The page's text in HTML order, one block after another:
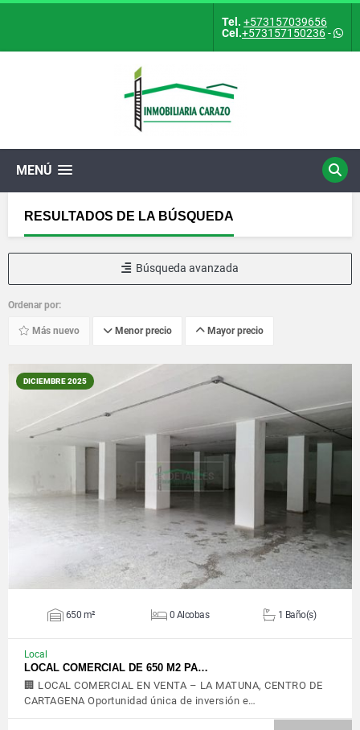
Tel. +573157039656
Cel.+573157150236-
MENÚ
RESULTADOS DE LA BÚSQUEDA
Búsqueda avanzada
Ordenar por:
Más nuevo Menor precio Mayor precio
DICIEMBRE 2025
VER DETALLES
650 m² 0 Alcobas 1 Baño(s)
Local
LOCAL COMERCIAL DE 650 M2 PA…
🏢 LOCAL COMERCIAL EN VENTA – LA MATUNA, CENTRO DE
CARTAGENA Oportunidad única de inversión e…